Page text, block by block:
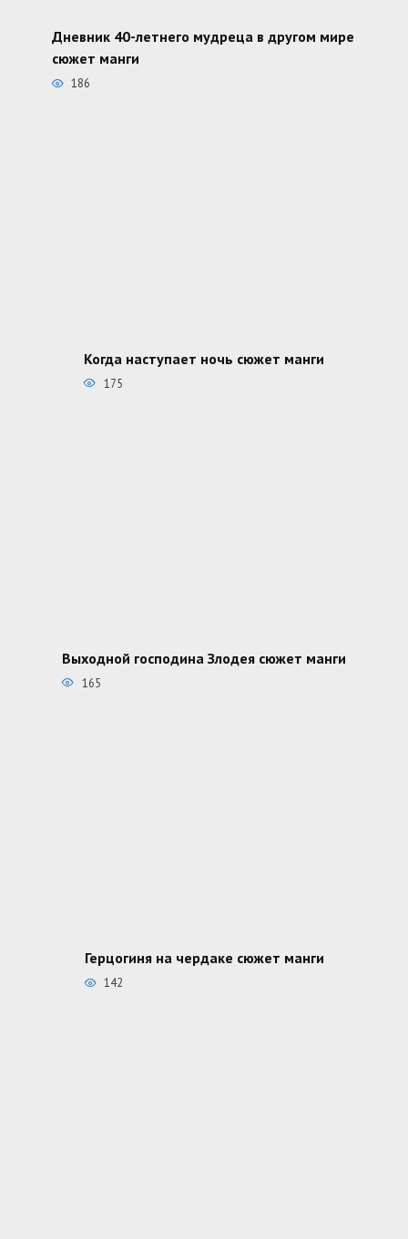
Дневник 40-летнего мудреца в другом мире
сюжет манги
186
Когда наступает ночь сюжет манги
175
Выходной господина Злодея сюжет манги
165
Герцогиня на чердаке сюжет манги
142